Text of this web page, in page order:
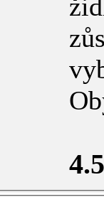
židle,